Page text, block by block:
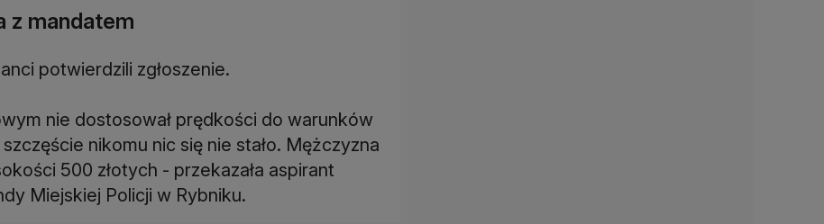
z mandatem
potwierdzili zgłoszenie.
nie dostosował prędkości do warunków
nikomu nic się nie stało. Mężczyzna
500 złotych - przekazała aspirant
Miejskiej Policji w Rybniku.